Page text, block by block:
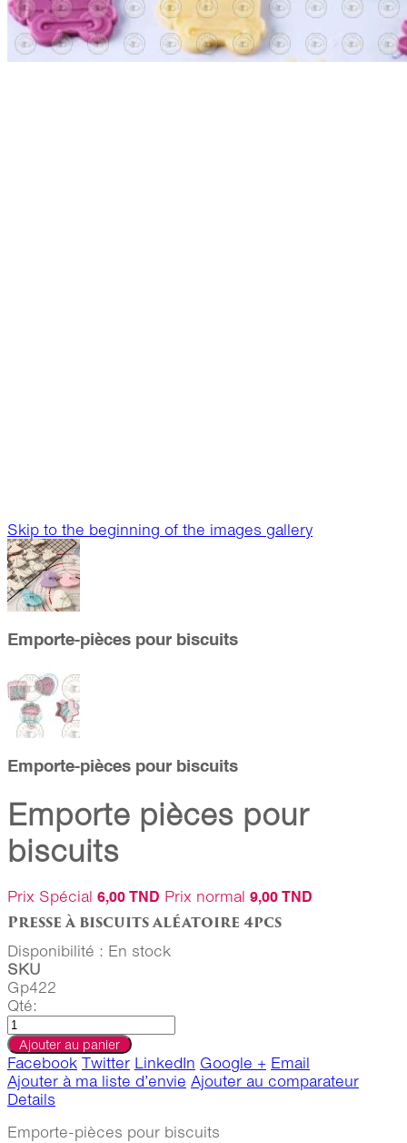
Skip to the beginning of the images gallery
Emporte-pièces pour biscuits
Emporte-pièces pour biscuits
Emporte pièces pour
biscuits
Prix Spécial 6,00 TND Prix normal 9,00 TND
Presse à biscuits aléatoire 4pcs
Disponibilité : En stock
SKU
Gp422
Qté:
Ajouter au panier
Facebook Twitter LinkedIn Google + Email
Ajouter à ma liste d’envie Ajouter au comparateur
Details
Emporte-pièces pour biscuits